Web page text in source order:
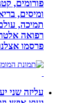
פורומים,
ומיסים, בריאות
תמיכה, עולם
רפואה
פרסמו אצלנו,
עליזה שני יעוץ